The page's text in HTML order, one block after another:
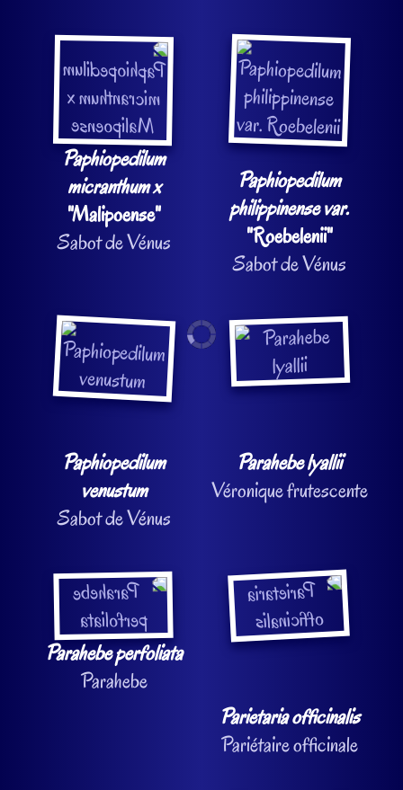
Paphiopedilum
micranthum x
"Malipoense"
Sabot de Vénus
Paphiopedilum
philippinense var.
"Roebelenii"
Sabot de Vénus
Paphiopedilum
venustum
Sabot de Vénus
Parahebe lyallii
Véronique frutescente
Parahebe perfoliata
Parahebe
Parietaria officinalis
Pariétaire officinale